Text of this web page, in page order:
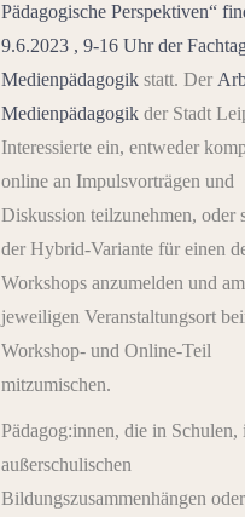
Pädagogische Perspektiven“
9.6.2023 , 9-16 Uhr der
Medienpädagogik statt. Der
Medienpädagogik der Stadt
Interessierte ein, entweder
online an Impulsvorträgen und
Diskussion teilzunehmen, oder
der Hybrid-Variante für einen
Workshops anzumelden und am
jeweiligen Veranstaltungsort
Workshop- und Online-Teil
mitzumischen.
Pädagog:innen, die in Schulen,
außerschulischen
Bildungszusammenhängen